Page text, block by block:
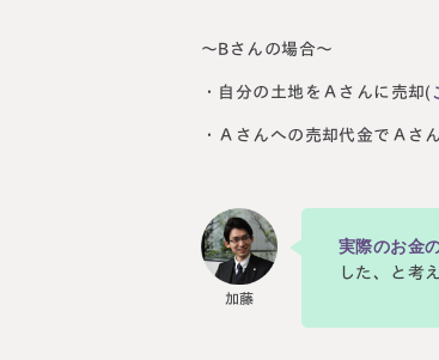
～Bさんの場合～
・自分の土地をＡさんに売却(
・Ａさんへの売却代金でＡさ
実際のお金
した、と考